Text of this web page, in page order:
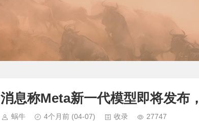
消息称Meta新一代模型即将发布
蜗牛 4个月前 (04-07) 收录 27747